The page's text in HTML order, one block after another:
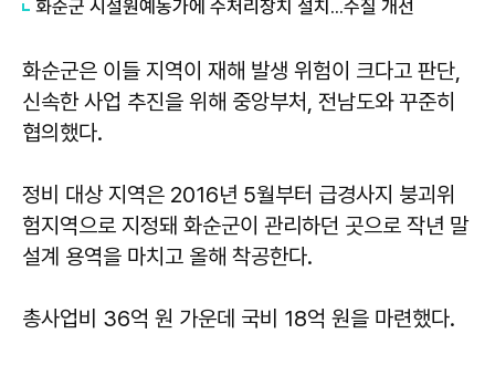
화순군 시설원예농가에 수처리장치 설치...수질 개선
화순군은 이들 지역이 재해 발생 위험이 크다고 판단,
신속한 사업 추진을 위해 중앙부처, 전남도와 꾸준히
협의했다.
정비 대상 지역은 2016년 5월부터 급경사지 붕괴위
험지역으로 지정돼 화순군이 관리하던 곳으로 작년 말
설계 용역을 마치고 올해 착공한다.
총사업비 36억 원 가운데 국비 18억 원을 마련했다.